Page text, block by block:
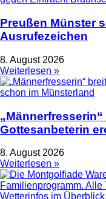
Preußen Münster
Ausrufezeichen
8. August 2026
Weiterlesen »
Gottesanbeterin
8. August 2026
Weiterlesen »